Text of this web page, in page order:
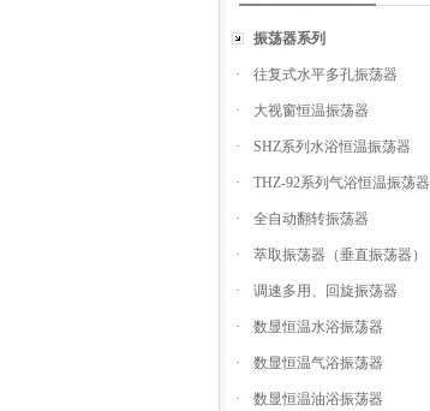
振荡器系列
· 往复式水平多孔振荡器
· 大视窗恒温振荡器
· SHZ系列水浴恒温振荡器
· THZ-92系列气浴恒温振荡器
· 全自动翻转振荡器
· 萃取振荡器（垂直振荡器）
· 调速多用、回旋振荡器
· 数显恒温水浴振荡器
· 数显恒温气浴振荡器
· 数显恒温油浴振荡器